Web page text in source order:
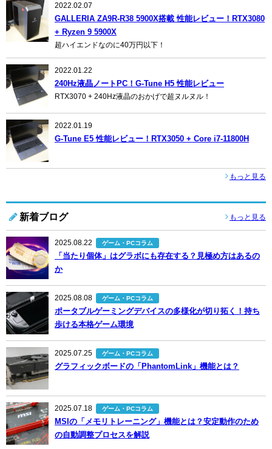
2022.02.07
GALLERIA ZA9R-R38 5900X搭載 性能レビュー！RTX3080
+ Ryzen 9 5900X
超ハイエンドなのに40万円以下！
2022.01.22
240Hz液晶ノートPC！G-Tune H5 性能レビュー
RTX3070 + 240Hz液晶のおかげで超ヌルヌル！
2022.01.19
G-Tune E5 性能レビュー！RTX3050 + Core i7-11800H
もっと見る
新着ブログ もっと見る
2025.08.22 ゲーム・PCコラム
「当たり個体」はグラボにも存在する？見極め方はあるの
か
2025.08.08 ゲーム・PCコラム
ポータブルゲーミングデバイスの多様化が切り拓く！持ち
歩ける本格ゲーム環境
2025.07.25 ゲーム・PCコラム
グラフィックボードの「PhantomLink」機能とは？
2025.07.18 ゲーム・PCコラム
MSIの「メモリトレーニング」機能とは？安定動作のため
の自動調整プロセスを解説